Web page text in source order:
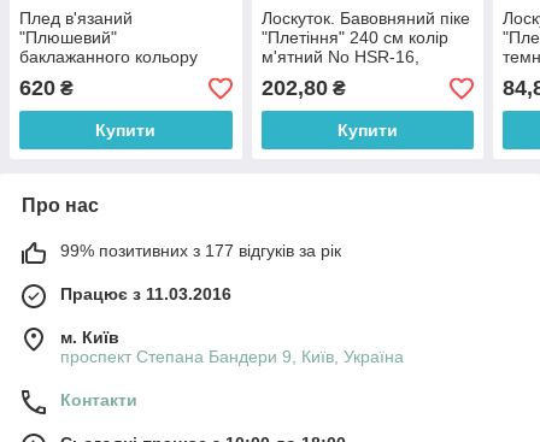
Плед в'язаний
"Плюшевий"
баклажанного кольору
90/80 см №56-63
620 ₴
Купити
Лоскуток. Бавовняний піке
"Плетіння" 240 см колір
м'ятний No HSR-16,
52*240 см
202,80₴
Купити
Про нас
99% позитивних з 177 відгуків за рік
Працює з 11.03.2016
м. Київ
проспект Степана Бандери 9, Київ, Україна
Контакти